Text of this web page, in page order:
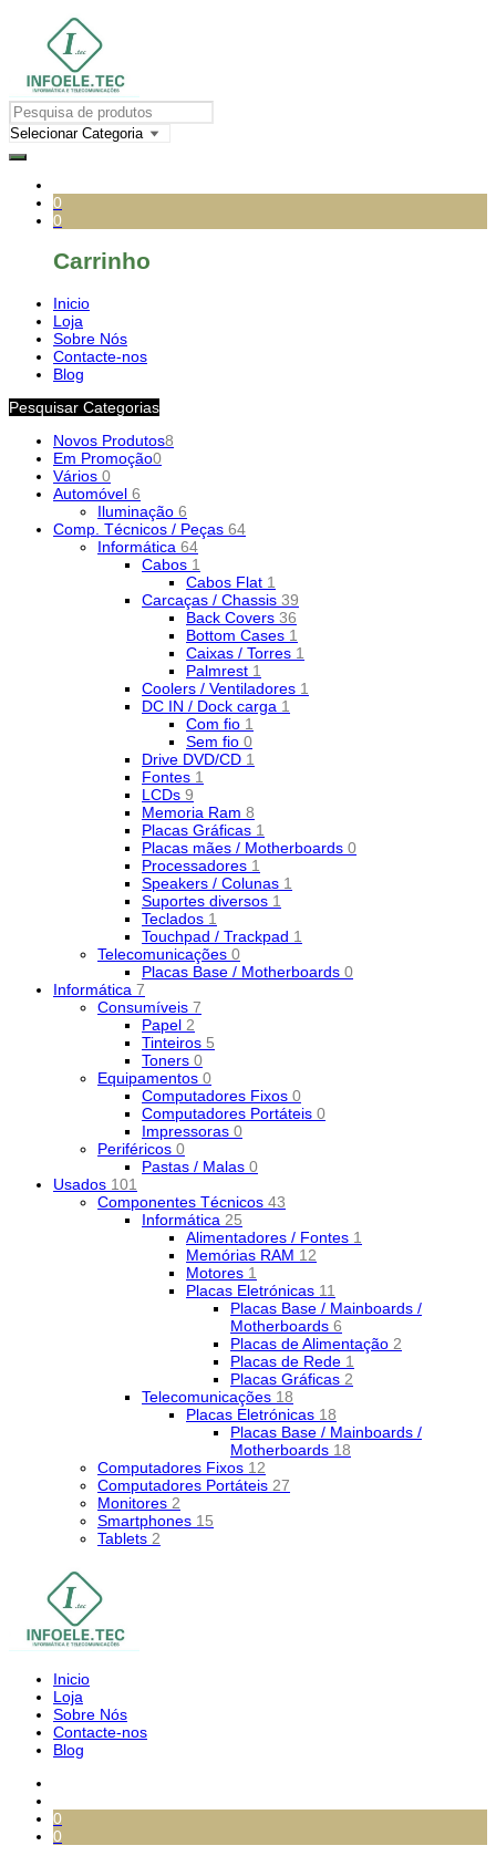
0
0
Carrinho
Inicio
Loja
Sobre Nós
Contacte-nos
Blog
Pesquisar Categorias
Novos Produtos8
Em Promoção0
Vários 0
Automóvel 6
Iluminação 6
Comp. Técnicos / Peças 64
Informática 64
Cabos 1
Cabos Flat 1
Carcaças / Chassis 39
Back Covers 36
Bottom Cases 1
Caixas / Torres 1
Palmrest 1
Coolers / Ventiladores 1
DC IN / Dock carga 1
Com fio 1
Sem fio 0
Drive DVD/CD 1
Fontes 1
LCDs 9
Memoria Ram 8
Placas Gráficas 1
Placas mães / Motherboards 0
Processadores 1
Speakers / Colunas 1
Suportes diversos 1
Teclados 1
Touchpad / Trackpad 1
Telecomunicações 0
Placas Base / Motherboards 0
Informática 7
Consumíveis 7
Papel 2
Tinteiros 5
Toners 0
Equipamentos 0
Computadores Fixos 0
Computadores Portáteis 0
Impressoras 0
Periféricos 0
Pastas / Malas 0
Usados 101
Componentes Técnicos 43
Informática 25
Alimentadores / Fontes 1
Memórias RAM 12
Motores 1
Placas Eletrónicas 11
Placas Base / Mainboards /
Motherboards 6
Placas de Alimentação 2
Placas de Rede 1
Placas Gráficas 2
Telecomunicações 18
Placas Eletrónicas 18
Placas Base / Mainboards /
Motherboards 18
Computadores Fixos 12
Computadores Portáteis 27
Monitores 2
Smartphones 15
Tablets 2
Inicio
Loja
Sobre Nós
Contacte-nos
Blog
0
0